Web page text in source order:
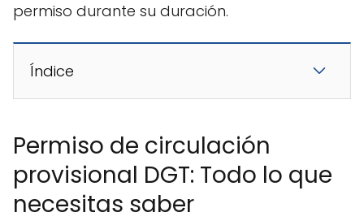
permiso durante su duración.
Índice
Permiso de circulación
provisional DGT: Todo lo que
necesitas saber